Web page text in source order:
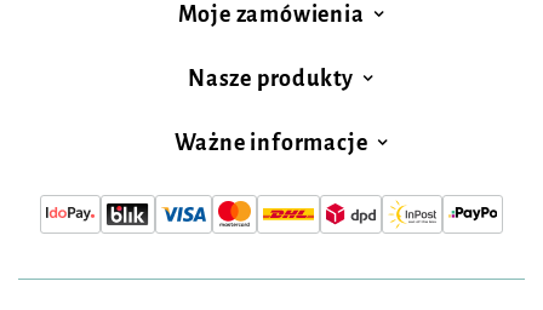
Moje zamówienia
Nasze produkty
Ważne informacje